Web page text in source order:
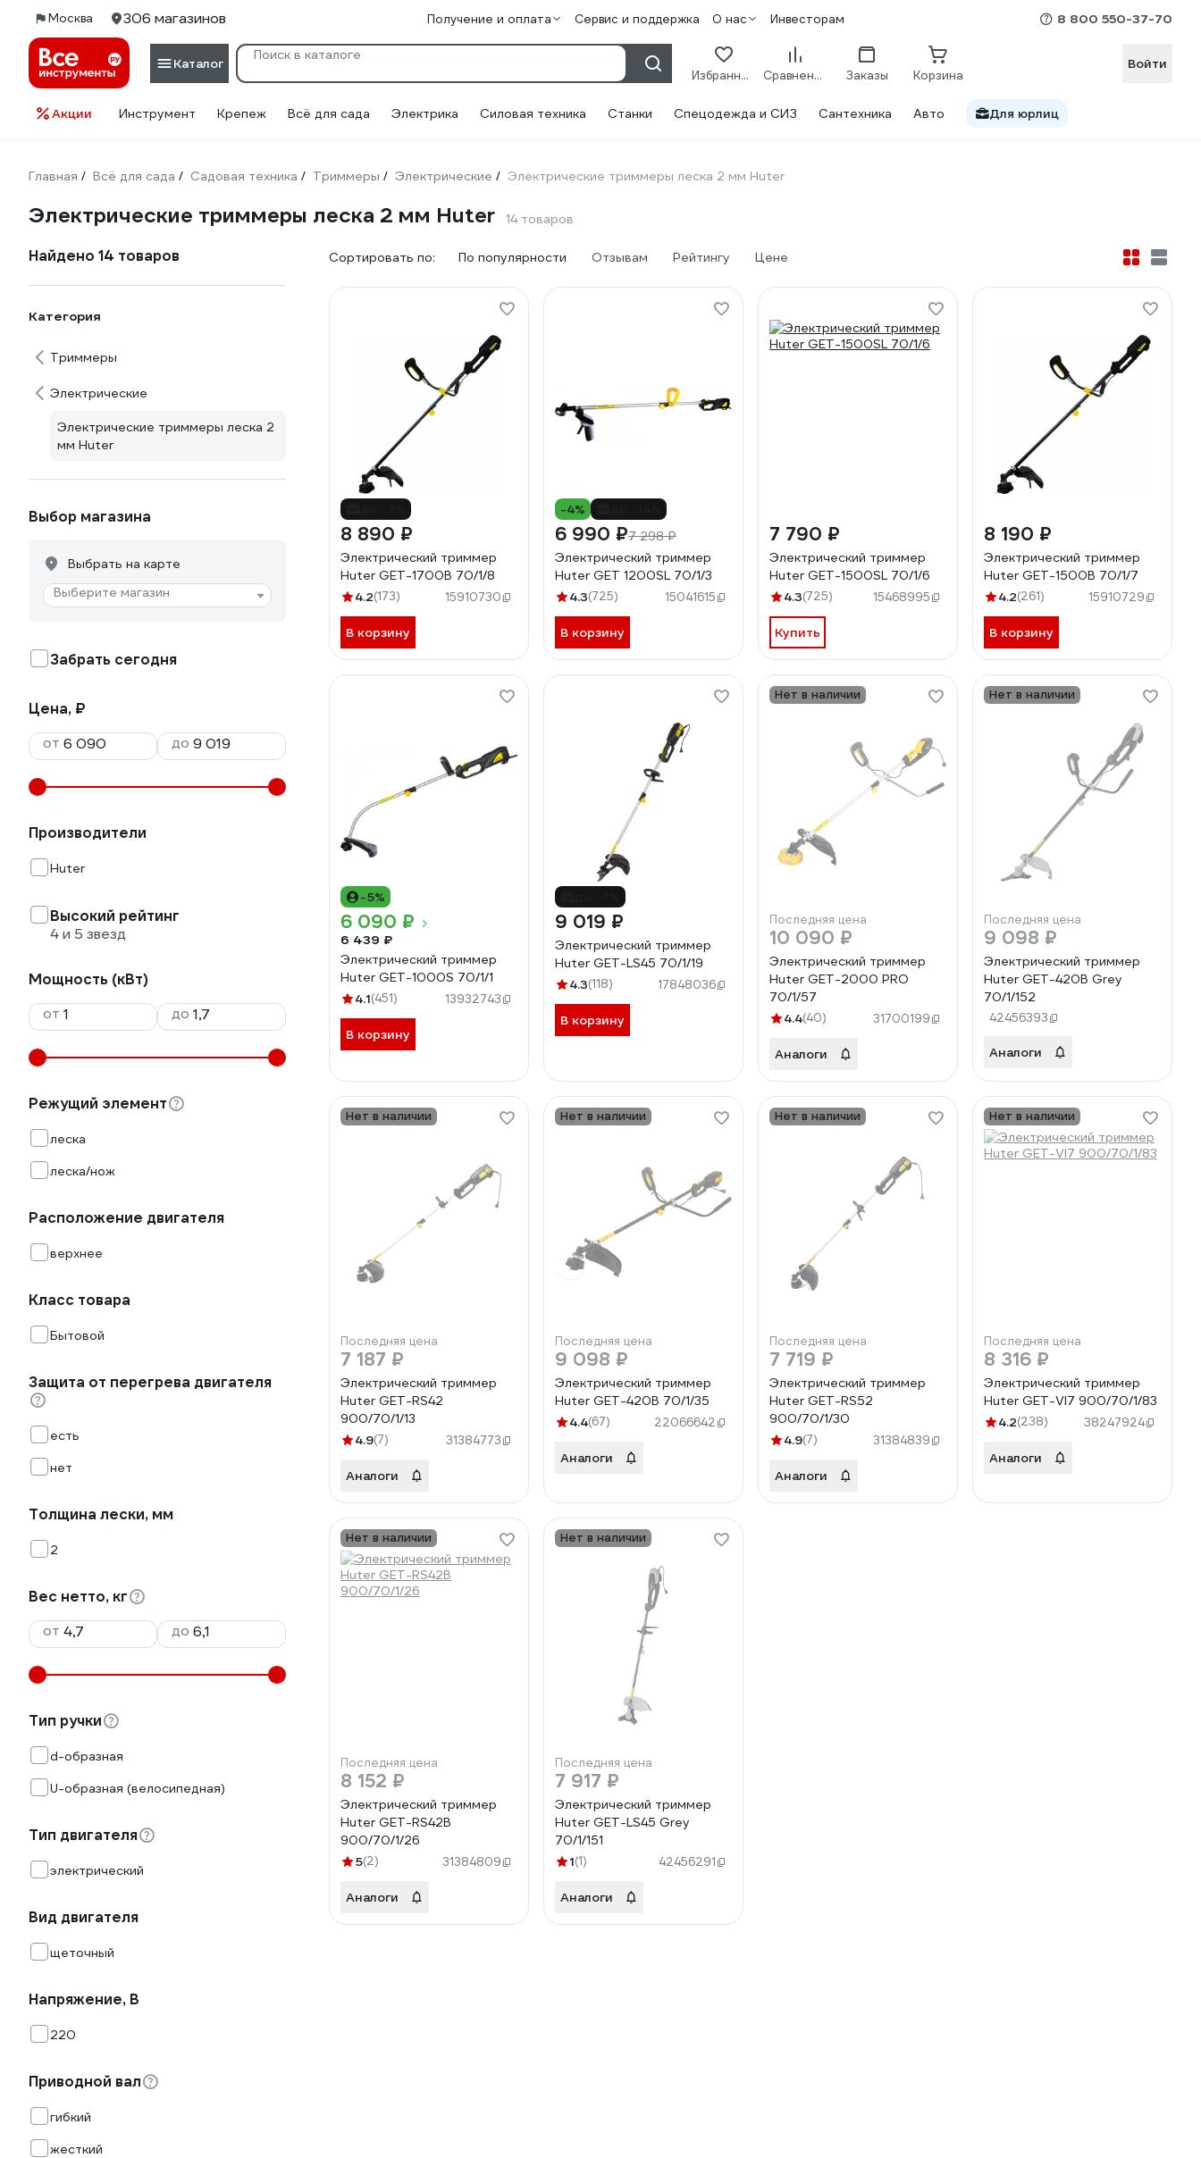
Москва 306 магазинов Получение и оплата Сервис и поддержка О нас Инвесторам 8 800 550-37-70
Каталог
Избранное Сравнение Заказы Корзина
Войти
Акции Инструмент Крепеж Всё для сада Электрика Силовая техника Станки Спецодежда и СИЗ Сантехника Авто Для юрлиц
Главная / Всё для сада / Садовая техника / Триммеры / Электрические / Электрические триммеры леска 2 мм Huter
Электрические триммеры леска 2 мм Huter 14 товаров
Найдено 14 товаров
Категория
Триммеры
Электрические
Электрические триммеры леска 2
мм Huter
Выбор магазина
Выбрать на карте
Выберите магазин
Забрать сегодня
Цена, ₽
от
до
Производители
Huter
Высокий рейтинг
4 и 5 звезд
Мощность (кВт)
от
до
Режущий элемент
леска
леска/нож
Расположение двигателя
верхнее
Класс товара
Бытовой
Защита от перегрева двигателя
есть
нет
Толщина лески, мм
2
Вес нетто, кг
от
до
Тип ручки
d-образная
U-образная (велосипедная)
Тип двигателя
электрический
Вид двигателя
щеточный
Напряжение, В
220
Приводной вал
гибкий
жесткий
Сортировать по: По популярности Отзывам Рейтингу Цене
8 890 ₽
Электрический триммер
Huter GET-1700B 70/1/8
4.2(173) 15910730
В корзину
-4%
6 990 ₽7 298 ₽
Электрический триммер
Huter GET 1200SL 70/1/3
4.3(725) 15041615
В корзину
7 790 ₽
Электрический триммер
Huter GET-1500SL 70/1/6
4.3(725) 15468995
Купить
8 190 ₽
Электрический триммер
Huter GET-1500B 70/1/7
4.2(261) 15910729
В корзину
-5%
6 090 ₽
6 439 ₽
Электрический триммер
Huter GET-1000S 70/1/1
4.1(451) 13932743
В корзину
9 019 ₽
Электрический триммер
Huter GET-LS45 70/1/19
4.3(118) 17848036
В корзину
Нет в наличии
Последняя цена
10 090 ₽
Электрический триммер
Huter GET-2000 PRO
70/1/57
4.4(40) 31700199
Аналоги
Нет в наличии
Последняя цена
9 098 ₽
Электрический триммер
Huter GET-420B Grey
70/1/152
42456393
Аналоги
Нет в наличии
Последняя цена
7 187 ₽
Электрический триммер
Huter GET-RS42
900/70/1/13
4.9(7) 31384773
Аналоги
Нет в наличии
Последняя цена
9 098 ₽
Электрический триммер
Huter GET-420B 70/1/35
4.4(67) 22066642
Аналоги
Нет в наличии
Последняя цена
7 719 ₽
Электрический триммер
Huter GET-RS52
900/70/1/30
4.9(7) 31384839
Аналоги
Нет в наличии
Последняя цена
8 316 ₽
Электрический триммер
Huter GET-VI7 900/70/1/83
4.2(238) 38247924
Аналоги
Нет в наличии
Последняя цена
8 152 ₽
Электрический триммер
Huter GET-RS42B
900/70/1/26
5(2) 31384809
Аналоги
Нет в наличии
Последняя цена
7 917 ₽
Электрический триммер
Huter GET-LS45 Grey
70/1/151
1(1) 42456291
Аналоги